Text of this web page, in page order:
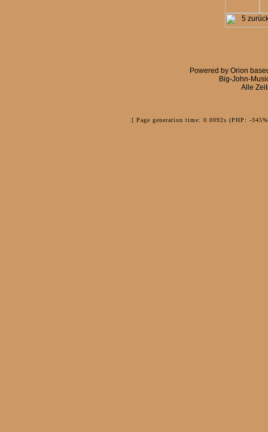
Powered by Orion
Big-John-
Alle
[ Page generation time: 0.0092s (PHP: -